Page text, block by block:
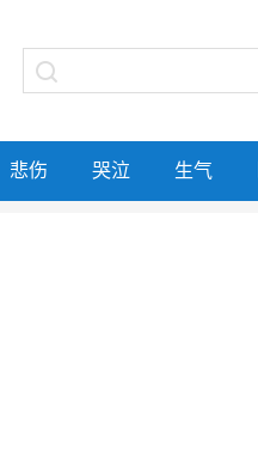
悲伤 哭泣 生气